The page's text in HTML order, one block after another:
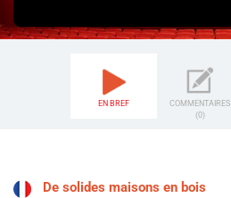
EN BREF
COMMENTAIRES
(0)
De solides maisons en bois